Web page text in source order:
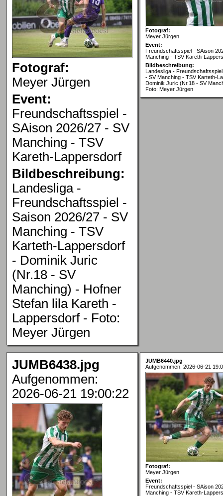
Fotograf:
Meyer Jürgen
Event:
Freundschaftsspiel -
SAison 2026/27 - SV
Manching - TSV
Kareth-Lappersdorf
Bildbeschreibung:
Landesliga -
Freundschaftsspiel -
Saison 2026/27 - SV
Manching - TSV
Karteth-Lappersdorf
- Dominik Juric
(Nr.18 - SV
Manching) - Hofner
Stefan lila Kareth -
Lappersdorf - Foto:
Meyer Jürgen
Fotograf:
Meyer Jürgen
Event:
Freundschaftsspiel - SAison
Manching - TSV Kareth-
Bildbeschreibung:
Landesliga -
- SV Manching - TSV Karteth-
Dominik Juric (Nr.18 - SV
Foto: Meyer Jürgen
JUMB6438.jpg
Aufgenommen:
2026-06-21 19:00:22
JUMB6440.jpg
Aufgenommen: 2026-06-21
Fotograf:
Meyer Jürgen
Event:
Freundschaftsspiel - SAison
Manching - TSV Kareth-